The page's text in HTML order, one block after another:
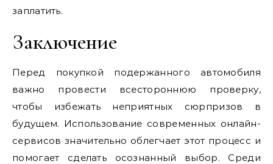
заплатить.
Заключение
Перед покупкой подержанного автомобиля
важно провести всестороннюю проверку,
чтобы избежать неприятных сюрпризов в
будущем. Использование современных онлайн-
сервисов значительно облегчает этот процесс и
помогает сделать осознанный выбор. Среди